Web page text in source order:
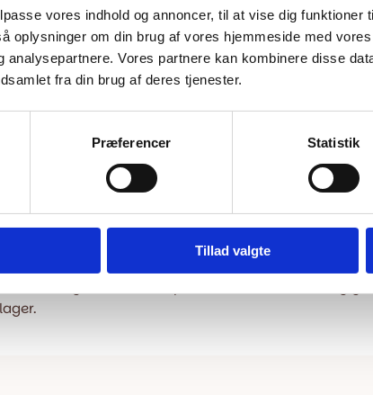
vores indhold og annoncer, til at vise dig funktioner
oplysninger om din brug af vores hjemmeside med
analysepartnere. Vores partnere kan kombinere disse
fra din brug af deres tjenester.
Præferencer Statistik
Tillad valgte
kr.m2
oprindelige
79,00kr.
aktuelle
lager.